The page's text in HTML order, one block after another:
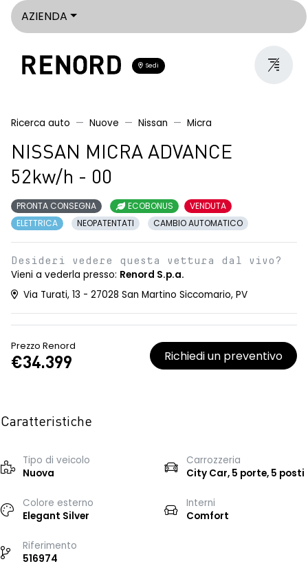
AZIENDA
Sedi
Ricerca auto Nuove Nissan Micra
NISSAN MICRA ADVANCE
52kw/h - 00
PRONTA CONSEGNA ECOBONUS
VENDUTA
ELETTRICA
NEOPATENTATI CAMBIO AUTOMATICO
Desideri vedere questa vettura dal vivo?
Vieni a vederla presso: Renord S.p.a.
Via Turati, 13 - 27028 San Martino Siccomario, PV
Prezzo Renord
€34.399 Richiedi un preventivo
Caratteristiche
Tipo di veicolo
Nuova
Carrozzeria
City Car, 5 porte, 5 posti
Colore esterno
Elegant Silver
Interni
Comfort
Riferimento
516974